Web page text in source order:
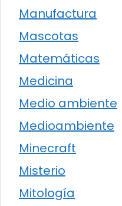
Manufactura
Mascotas
Matemáticas
Medicina
Medio ambiente
Medioambiente
Minecraft
Misterio
Mitología